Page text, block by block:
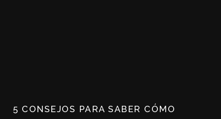
5 CONSEJOS PARA SABER CÓMO